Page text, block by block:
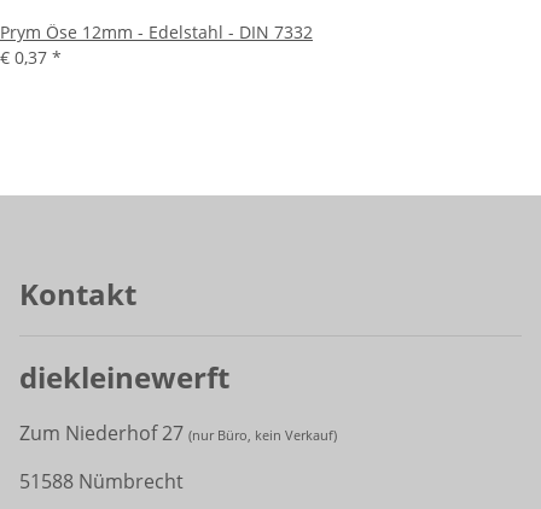
Prym Öse 12mm - Edelstahl - DIN 7332
€ 0,37 *
Kontakt
diekleinewerft
Zum Niederhof 27 (nur Büro, kein Verkauf)
51588 Nümbrecht